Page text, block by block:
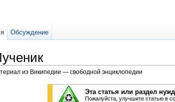
из Википедии — свободной энциклопедии
Эта статья или раздел
Пожалуйста, улучшите статью в
Обсуждение